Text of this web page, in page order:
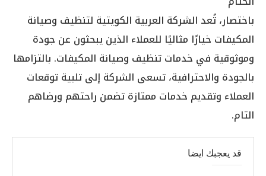
باختصار، تُعد الشركة العربية الكويتية لتنظيف وصيانة
المكيفات خيارًا مثاليًا للعملاء الذين يبحثون عن جودة
وموثوقية في خدمات تنظيف وصيانة المكيفات. بالتزامها
بالجودة والاحترافية، تسعى الشركة إلى تلبية توقعات
العملاء وتقديم خدمات ممتازة تضمن راحتهم ورضاهم
التام.
قد يعجبك ايضا